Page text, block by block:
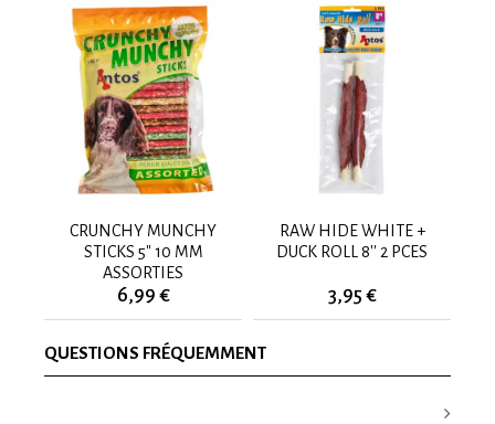
CRUNCHY MUNCHY
STICKS 5" 10 MM
ASSORTIES
6,99 €
RAW HIDE WHITE +
DUCK ROLL 8'' 2 PCES
3,95 €
QUESTIONS FRÉQUEMMENT